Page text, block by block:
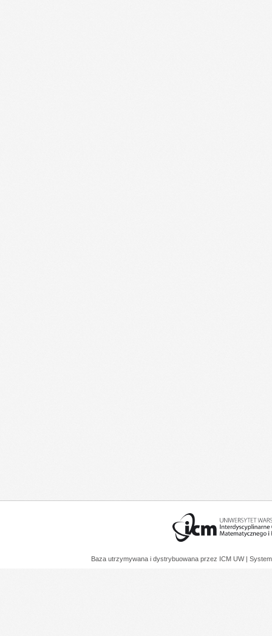
Baza utrzymywana i dystrybuowana przez ICM UW |